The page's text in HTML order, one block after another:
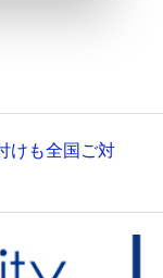
けも全国ご対